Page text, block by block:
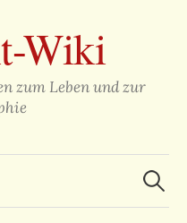
Wiki
zum Leben und zur
Suchen
nach: